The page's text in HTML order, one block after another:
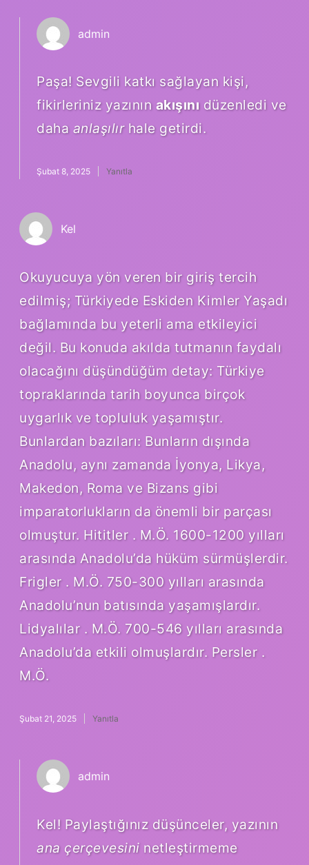
admin
Paşa! Sevgili katkı sağlayan kişi,
fikirleriniz yazının akışınıdüzenledi ve
daha anlaşılırhale getirdi.
Şubat 8, 2025 Yanıtla
Kel
Okuyucuya yön veren bir giriş tercih
edilmiş; Türkiyede Eskiden Kimler Yaşadı
bağlamında bu yeterli ama etkileyici
değil. Bu konuda akılda tutmanın faydalı
olacağını düşündüğüm detay: Türkiye
topraklarında tarih boyunca birçok
uygarlık ve topluluk yaşamıştır.
Bunlardan bazıları: Bunların dışında
Anadolu, aynı zamanda İyonya, Likya,
Makedon, Roma ve Bizans gibi
imparatorlukların da önemli bir parçası
olmuştur. Hititler . M.Ö. 1600-1200 yılları
arasında Anadolu’da hüküm sürmüşlerdir.
Frigler . M.Ö. 750-300 yılları arasında
Anadolu’nun batısında yaşamışlardır.
Lidyalılar . M.Ö. 700-546 yılları arasında
Anadolu’da etkili olmuşlardır. Persler .
M.Ö.
Şubat 21, 2025 Yanıtla
admin
Kel! Paylaştığınız düşünceler, yazının
ana çerçevesini netleştirmeme